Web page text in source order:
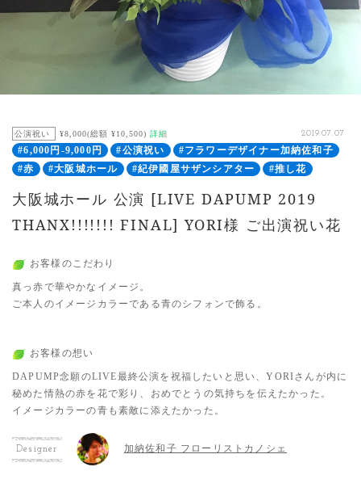
公演祝い ¥8,000(総額 ¥10,500) 詳細 2019.07.07
#6,000円-9,000円 #公演祝い
#フラワーデザイナー加納佐和子
#赤
#大阪城ホール #紀伊國屋サザンシアター #推し花
大阪城ホール 公演 [LIVE DAPUMP 2019
THANX!!!!!!! FINAL] YORI様 ご出演祝い花
お客様のこだわり
真っ赤で華やかなイメージ。
ご本人のイメージカラーである青のシフォンで飾る。
お客様の想い
DAPUMP念願のLIVE最終公演を祝福したいと思い、YORIさんが内に
秘めた情熱の赤を花で彩り、おめでとうの気持ちを伝えたかった。
イメージカラーの青も素敵に添えたかった。
Designer 加納佐和子 フローリストカノシェ